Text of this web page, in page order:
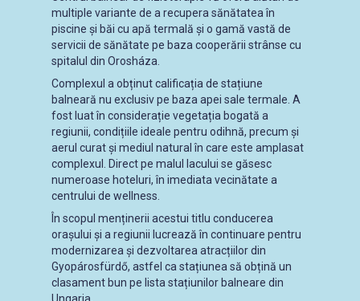
multiple variante de a recupera sănătatea în
piscine și băi cu apă termală și o gamă vastă de
servicii de sănătate pe baza cooperării strânse cu
spitalul din Orosháza.
Complexul a obținut calificația de stațiune
balneară nu exclusiv pe baza apei sale termale. A
fost luat în considerație vegetația bogată a
regiunii, condițiile ideale pentru odihnă, precum și
aerul curat și mediul natural în care este amplasat
complexul. Direct pe malul lacului se găsesc
numeroase hoteluri, în imediata vecinătate a
centrului de wellness.
În scopul menținerii acestui titlu conducerea
orașului și a regiunii lucrează în continuare pentru
modernizarea și dezvoltarea atracțiilor din
Gyopárosfürdő, astfel ca stațiunea să obțină un
clasament bun pe lista stațiunilor balneare din
Ungaria.